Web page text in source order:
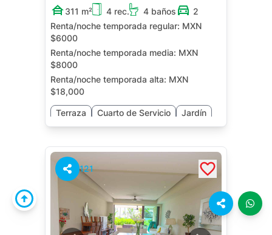
311 m²
4 rec. 4 baños
2
Renta/noche temporada regular: MXN
$6000
Renta/noche temporada media: MXN
$8000
Renta/noche temporada alta: MXN
$18,000
Terraza Cuarto de Servicio Jardín
121